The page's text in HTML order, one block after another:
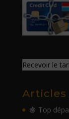
Recevoir le
🍇 Top